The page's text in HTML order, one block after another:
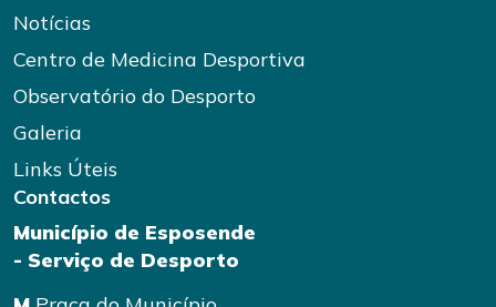
Notícias
Centro de Medicina Desportiva
Observatório do Desporto
Galeria
Links Úteis
Contactos
Município de Esposende
- Serviço de Desporto